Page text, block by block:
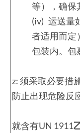
等），确保
(iv) 运送量
者适用而定
包装内。包
z: 须采取必要措
防止出现危险反
就含有UN 1911